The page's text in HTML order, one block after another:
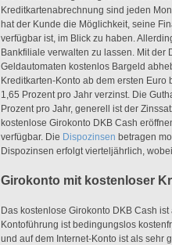
Kreditkartenabrechnung sind jeden
hat der Kunde die Möglichkeit, seine
verfügbar ist, im Blick zu haben.
Bankfiliale verwalten zu lassen. Mit der
Geldautomaten kostenlos Bargeld
Kreditkarten-Konto ab dem ersten
1,65 Prozent pro Jahr verzinst. Die
Prozent pro Jahr, generell ist der
kostenlose Girokonto DKB Cash
verfügbar. Die Dispozinsen betragen
Dispozinsen erfolgt vierteljährlich,
Girokonto mit kostenloser
Das kostenlose Girokonto DKB Cash
Kontoführung ist bedingungslos
und auf dem Internet-Konto ist als sehr